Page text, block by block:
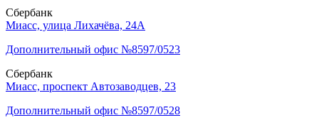
Сбербанк
Миасс, улица Лихачёва, 24А
Дополнительный офис №8597/0523
Сбербанк
Миасс, проспект Автозаводцев, 23
Дополнительный офис №8597/0528